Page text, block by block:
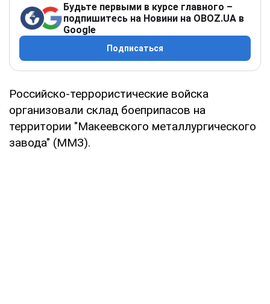
Будьте первыми в курсе главного –
подпишитесь на Новини на OBOZ.UA в
Google
Подписаться
Российско-террористические войска
организовали склад боеприпасов на
территории "Макеевского металлургического
завода" (ММЗ).